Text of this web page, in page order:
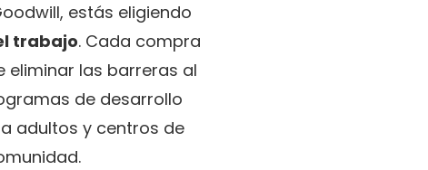
estás eligiendo
trabajo. Cada compra
eliminar las barreras al
de desarrollo
adultos y centros de